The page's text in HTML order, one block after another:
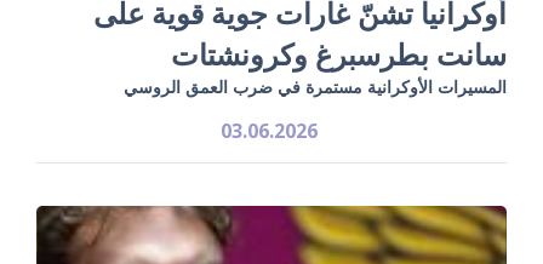
أوكرانيا تشنّ غارات جوية قوية على
سانت بطرسبرغ وكرونشتات
المسيرات الأوكرانية مستمرة في ضرب العمق الروسي
03.06.2026